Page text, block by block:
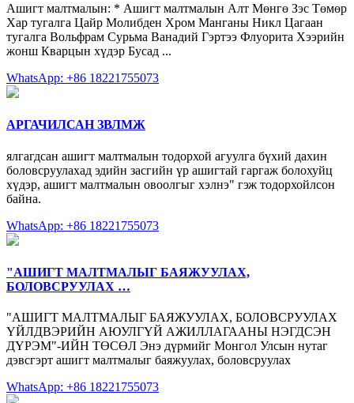
Ашигт малтмалын: * Ашигт малтмалын Алт Мөнгө Зэс Төмөр
Хар тугалга Цайр Молибден Xром Манганы Никл Цагаан
тугалга Вольфрам Сурьма Ванадий Гэртээ Флуорита Хээрийн
жонш Кварцын хүдэр Бусад ...
WhatsApp: +86 18221755073
АРГАЧИЛСАН ЗВЛМЖ
ялгагдсан ашигт малтмалын тодорхой агуулга бүхий дахин
боловсруулахад эдийн засгийн үр ашигтай гаргаж болохуйц
хүдэр, ашигт малтмалын овоолгыг хэлнэ" гэж тодорхойлсон
байна.
WhatsApp: +86 18221755073
"АШИГТ МАЛТМАЛЫГ БАЯЖУУЛАХ,
БОЛОВСРУУЛАХ …
"АШИГТ МАЛТМАЛЫГ БАЯЖУУЛАХ, БОЛОВСРУУЛАХ
ҮЙЛДВЭРИЙН АЮУЛГҮЙ АЖИЛЛАГААНЫ НЭГДСЭН
ДҮРЭМ"-ИЙН ТӨСӨЛ Энэ дүрмийг Монгол Улсын нутаг
дэвсгэрт ашигт малтмалыг баяжуулах, боловсруулах
WhatsApp: +86 18221755073